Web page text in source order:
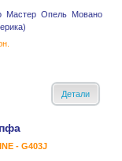
Мастер Опель Мовано
Детали
- G403J